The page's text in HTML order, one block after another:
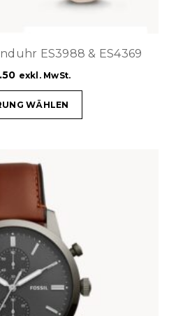
ES3988 & ES4369
exkl. MwSt.
WÄHLEN